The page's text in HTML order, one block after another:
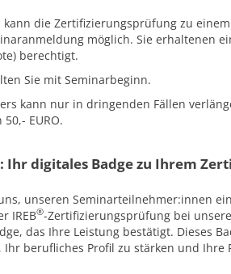
kann die Zertifizierungsprüfung zu
möglich. Sie erhaltenen
berechtigt.
Sie mit Seminarbeginn.
kann nur in dringenden Fällen
EURO.
Ihr digitales Badge zu Ihrem
unseren Seminarteilnehmer:innen
IREB®-Zertifizierungsprüfung bei
das Ihre Leistung bestätigt. Dieses
Ihr berufliches Profil zu stärken und Ihre